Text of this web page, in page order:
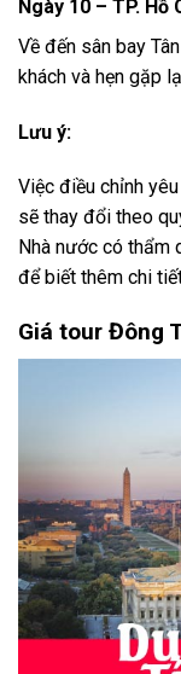
Ngày 10 – TP. Hồ
Về đến sân bay
khách và hẹn gặp
Lưu ý:
Việc điều chỉnh
sẽ thay đổi theo
Nhà nước có thẩm
để biết thêm chi
Giá tour Đông